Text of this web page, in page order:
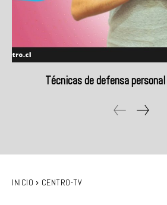
Técnicas de defensa